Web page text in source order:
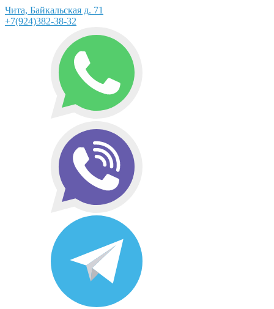
Чита, Байкальская д. 71
+7(924)382-38-32